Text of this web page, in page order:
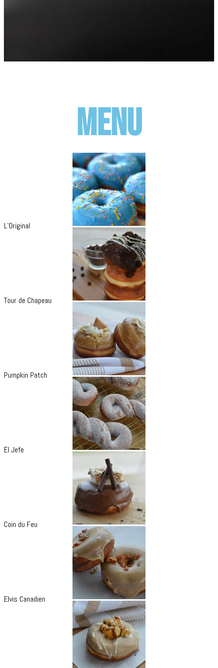
MENU
L’Original
Tour de Chapeau
Pumpkin Patch
El Jefe
Coin du Feu
Elvis Canadien